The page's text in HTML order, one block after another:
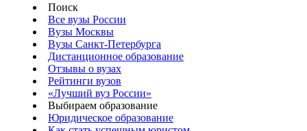
Поиск
Все вузы России
Вузы Москвы
Вузы Санкт-Петербурга
Дистанционное образование
Отзывы о вузах
Рейтинги вузов
«Лучший вуз России»
Выбираем образование
Юридическое образование